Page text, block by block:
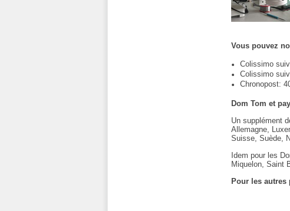
Vous pouvez
Colissimo
Colissimo
Chronopost:
Dom Tom et
Un supplément
Allemagne,
Suisse, Suède,
Idem pour les
Miquelon, Saint
Pour les autres